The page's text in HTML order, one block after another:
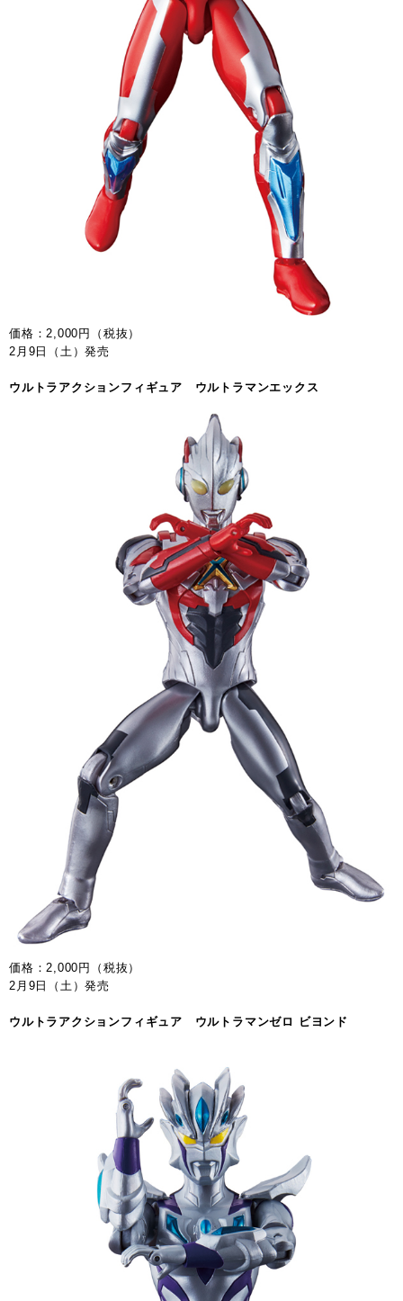
価格：2,000円（税抜）
2月9日（土）発売
ウルトラアクションフィギュア ウルトラマンエックス
価格：2,000円（税抜）
2月9日（土）発売
ウルトラアクションフィギュア ウルトラマンゼロ ビヨンド